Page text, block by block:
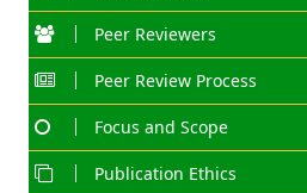
Peer Reviewers
Peer Review Process
Focus and Scope
Publication Ethics